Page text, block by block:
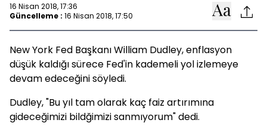
16 Nisan 2018, 17:36
Güncelleme : 16 Nisan 2018, 17:50
New York Fed Başkanı William Dudley, enflasyon
düşük kaldığı sürece Fed'in kademeli yol izlemeye
devam edeceğini söyledi.
Dudley, "Bu yıl tam olarak kaç faiz artırımına
gideceğimizi bildğimizi sanmıyorum" dedi.